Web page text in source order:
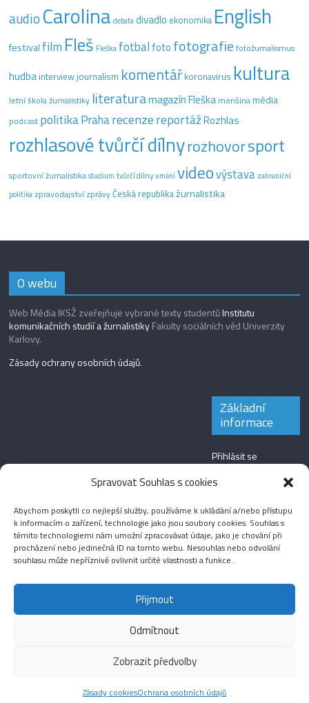
Spravovat Souhlas s cookies
Abychom poskytli co nejlepší služby, používáme k ukládání a/nebo přístupu
k informacím o zařízení, technologie jako jsou soubory cookies. Souhlas s
těmito technologiemi nám umožní zpracovávat údaje, jako je chování při
procházení nebo jedinečná ID na tomto webu. Nesouhlas nebo odvolání
souhlasu může nepříznivě ovlivnit určité vlastnosti a funkce.
Přijmout
Odmítnout
Zobrazit předvolby
Zásady cookiesOchrana osobních údajů
audio Carolina debata divadlo ekonomika English
festival film Fleš Fleška fotbal foto fotografie fotožurnalismus
hudba interview journalism komentář koronavirus kultura
letní škola žurnalistiky literaturamagazín Fleška menšinamédia
podcast politikaPraharecenzereportážRozhlas
rozhlasové tvůrčí dílnyrozhovorsport
sportovní žurnalistika studium tvůrčí dílny uměnívideovýstava zahraniční
politika zpravodajstvízprávyČeská republikažurnalistika
O webu
Web Média IKSŽ zveřejňuje vybrané texty studentůInstitutu
komunikačních studií a žurnalistikyFakulty sociálních věd Univerzity
Karlovy.
Zásady ochrany osobních údajů.
Základní
informace
Přihlásit se
Zdroj kanálů
Kanál komentářů
Česká lokalizace
Fotografie Audio
Copyright © 2026Média IKSŽ. All rights reserved.
Theme: ColorMag Pro byThemeGrill. Drevet av